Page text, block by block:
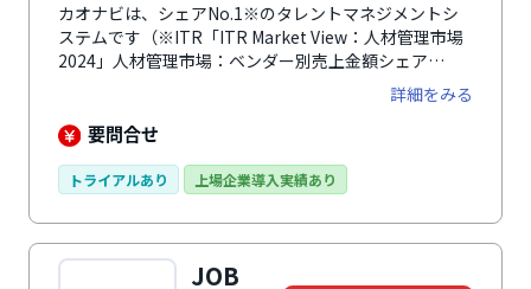
カオナビは、シェアNo.1※のタレントマネジメントシ
ステムです（※ITR「ITR Market View：人材管理市場
2024」人材管理市場：ベンダー別売上金額シェア
（2015～2022年度）、SaaS型人材管理市場：ベンダー
別売上金額シェア（2015～2022年度））。あらゆる人
材情報を一元化・可視化して分析し、社員の個性・才能
ビに集約することで、組織の人材配置、人材育成、評
課題に対応できます。誰でも使いやすい直感的なUI・
UXで、機能や項目のカスタマイズも柔軟に行えます。
約4,500社以上（2025年9月末時点）の導入実績と蓄積
詳細をみる
要問合せ
トライアルあり 上場企業導入実績あり
JOB